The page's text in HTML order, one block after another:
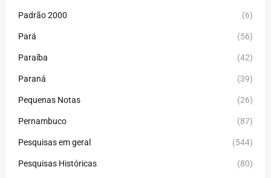
Padrão 2000 (6)
Pará (56)
Paraíba (42)
Paraná (39)
Pequenas Notas (26)
Pernambuco (87)
Pesquisas em geral (544)
Pesquisas Históricas (80)